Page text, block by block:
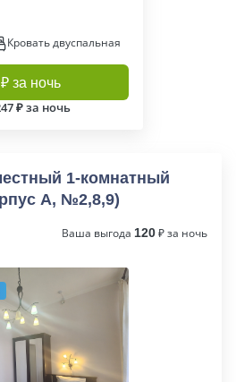
Кровать двуспальная
за ночь
₽ за ночь
1-комнатный
А, №2,8,9)
Ваша выгода 120₽ за ночь